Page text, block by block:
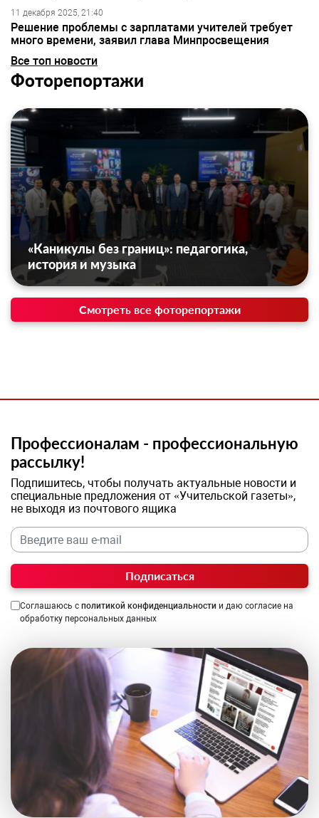
11 декабря 2025, 21:40
Решение проблемы с зарплатами учителей требует
много времени, заявил глава Минпросвещения
Все топ новости
Фоторепортажи
«Каникулы без границ»: педагогика,
история и музыка
Смотреть все фоторепортажи
Профессионалам - профессиональную
рассылку!
Подпишитесь, чтобы получать актуальные новости и
специальные предложения от «Учительской газеты»,
не выходя из почтового ящика
Подписаться
Соглашаюсь с политикой конфиденциальности и даю согласие на
обработку персональных данных